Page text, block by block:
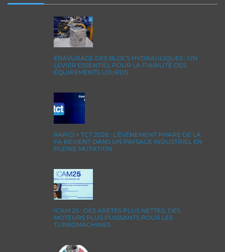
ÉBAVURAGE DES BLOCS HYDRAULIQUES : UN
LEVIER ESSENTIEL POUR LA FIABILITÉ DES
ÉQUIPEMENTS LOURDS
RAPID + TCT 2026 : L’ÉVÉNEMENT PHARE DE LA
FA REVIENT DANS UN PAYSAGE INDUSTRIEL EN
PLEINE MUTATION
ICAM 25 : DES ARÊTES PLUS NETTES, DES
MOTEURS PLUS PUISSANTS POUR LES
TURBOMACHINES